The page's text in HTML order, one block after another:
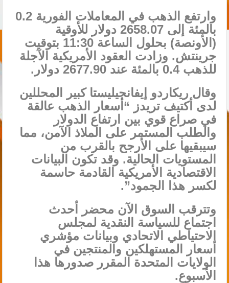
وارتفع الذهب في المعاملات الفورية 0.2
بالمئة إلى 2658.07 دولار للأوقية
(الأونصة) بحلول الساعة 11:30 بتوقيت
جرينتش. وزادت العقود الأمريكية الآجلة
للذهب 0.4 بالمئة عند 2677.90 دولار.
وقال ريكاردو إيفانجيليستا كبير المحللين
لدى أكتيف تريدز “أسعار الذهب عالقة
في صراع قوي بين ارتفاع الدولار
والطلب المستمر على الملاذ الآمن، مما
سيبقيها على الأرجح بالقرب من
المستويات الحالية. وقد تكون البيانات
الاقتصادية الأمريكية القادمة حاسمة
لكسر هذا الجمود”.
وتترقب السوق الآن محضر أحدث
اجتماع للسياسة النقدية لمجلس
الاحتياطي الاتحادي وبيانات مؤشري
أسعار المستهلكين والمنتجين في
الولايات المتحدة المقرر صدورها هذا
الأسبوع.